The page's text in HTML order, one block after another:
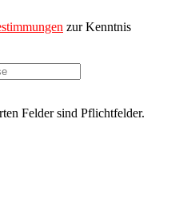
zur Kenntnis
Felder sind Pflichtfelder.